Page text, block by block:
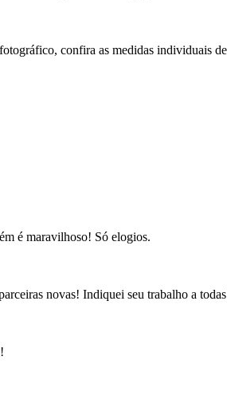
confira as medidas individuais
é maravilhoso! Só elogios.
novas! Indiquei seu trabalho a